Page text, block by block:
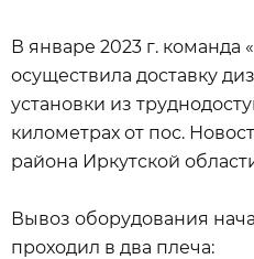
В январе 2023 г. команда
осуществила доставку
установки из
километрах от пос.
района Иркутской
Вывоз оборудования
проходил в два плеча: